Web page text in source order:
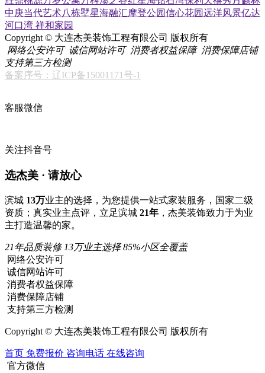
中庚当代艺术八栋墅星海融汇摩登公园信心花园远洋风景亿达
河口湾 祥和家园
Copyright © 大连杰美装饰工程有限公司 版权所有
网络公安许可 诚信网站许可 消费者权益保障 消费保障店铺
支持第三方检测
备案序号：辽ICP备15001171号-1
客服微信
关注抖音号
选杰美 · 请放心
滨城 13万业主的选择，为您提供一站式家装服务，国家二级
资质；真实业主点评，立足滨城 21年 ，杰美装饰致力于为业
主打造温馨的家。
21年品质装修 13万业主选择 85%小区全覆盖
网络公安许可
诚信网站许可
消费者权益保障
消费保障店铺
支持第三方检测
Copyright © 大连杰美装饰工程有限公司 版权所有
首页 免费报价 咨询电话 在线咨询
官方微信